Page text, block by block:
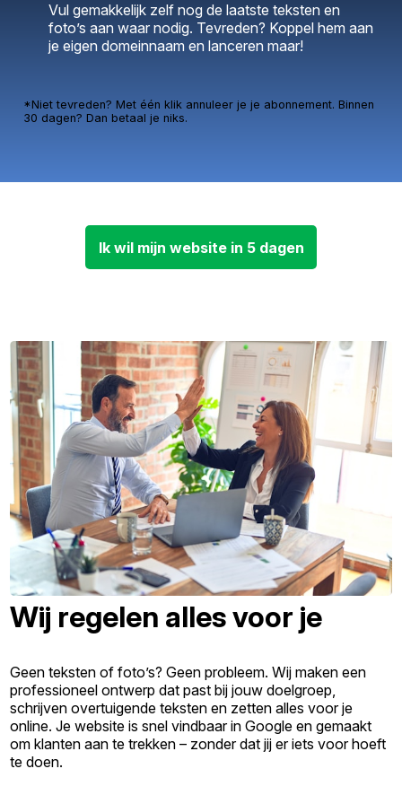
Vul gemakkelijk zelf nog de laatste teksten en
foto’s aan waar nodig. Tevreden? Koppel hem aan
je eigen domeinnaam en lanceren maar!
*Niet tevreden? Met één klik annuleer je je abonnement. Binnen
30 dagen? Dan betaal je niks.
Ik wil mijn website in 5 dagen
Wij regelen alles voor je
Geen teksten of foto’s? Geen probleem. Wij maken een
professioneel ontwerp dat past bij jouw doelgroep,
schrijven overtuigende teksten en zetten alles voor je
online. Je website is snel vindbaar in Google en gemaakt
om klanten aan te trekken – zonder dat jij er iets voor hoeft
te doen.